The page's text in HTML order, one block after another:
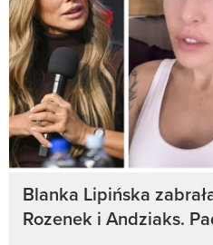
Blanka Lipińska
Rozenek i Andziaks.